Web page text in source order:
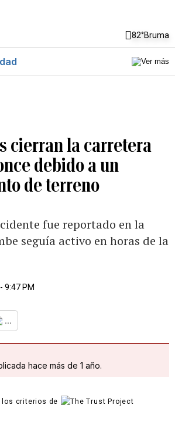
82°Bruma
cierran la carretera
debido a un
de terreno
fue reportado en la
seguía activo en horas de la
9:47 PM
...
hace más de 1 año.
los criterios de